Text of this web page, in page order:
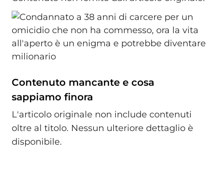
Contenuto mancante e cosa
sappiamo finora
L'articolo originale non include contenuti
oltre al titolo. Nessun ulteriore dettaglio è
disponibile.